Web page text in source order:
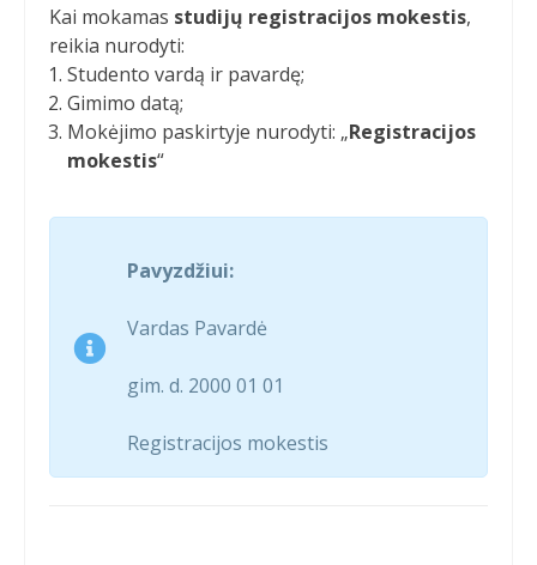
Kai mokamas studijų registracijos mokestis,
reikia nurodyti:
Studento vardą ir pavardę;
Gimimo datą;
Mokėjimo paskirtyje nurodyti: „Registracijos
mokestis“
Pavyzdžiui:
Vardas Pavardė
gim. d. 2000 01 01
Registracijos mokestis